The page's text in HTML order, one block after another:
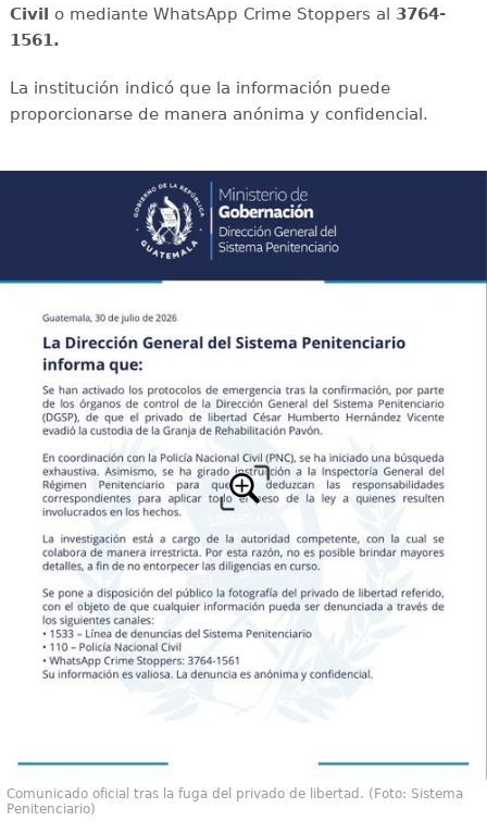
Civil o mediante WhatsApp Crime Stoppers al 3764-
1561.
La institución indicó que la información puede
proporcionarse de manera anónima y confidencial.
Comunicado oficial tras la fuga del privado de libertad. (Foto: Sistema
Penitenciario)